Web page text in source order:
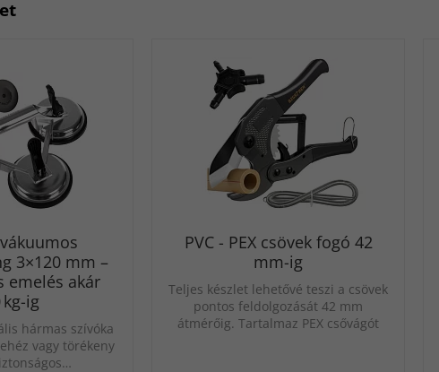
3×120 mm –
emelés akár
kg-ig
hármas szívóka
vagy törékeny
PVC - PEX csövek fogó 42
mm-ig
Teljes készlet lehetővé teszi a csövek
pontos feldolgozását 42 mm
átmérőig. Tartalmaz PEX csővágót